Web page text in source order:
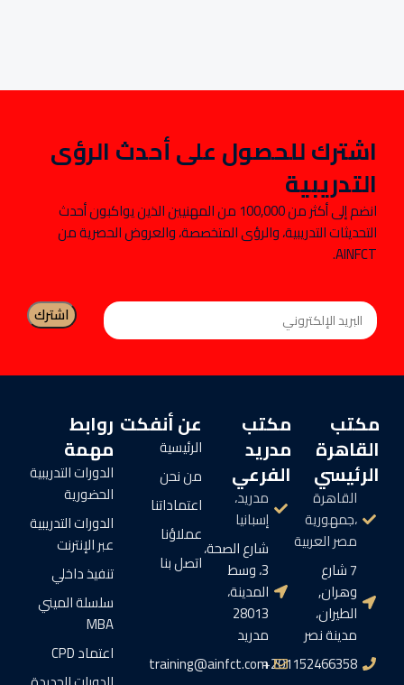
اشترك للحصول على أحدث الرؤى
التدريبية
انضم إلى أكثر من 100,000 من المهنيين الذين يواكبون أحدث
التحديثات التدريبية، والرؤى المتخصصة، والعروض الحصرية من
AINFCT.
مكتب
القاهرة
الرئيسي
القاهرة
،جمهورية
مصر العربية
7 شارع
وهران,
الطيران،
مدينة نصر
201152466358+
مكتب
مدريد
الفرعي
مدريد،
إسبانيا
شارع الصحة،
3، وسط
المدينة،
28013
مدريد
training@ainfct.com
عن أنفكت
الرئيسية
من نحن
اعتماداتنا
عملاؤنا
اتصل بنا
روابط
مهمة
الدورات التدريبية
الحضورية
الدورات التدريبية
عبر الإنترنت
تنفيذ داخلي
سلسلة الميني
MBA
اعتماد CPD